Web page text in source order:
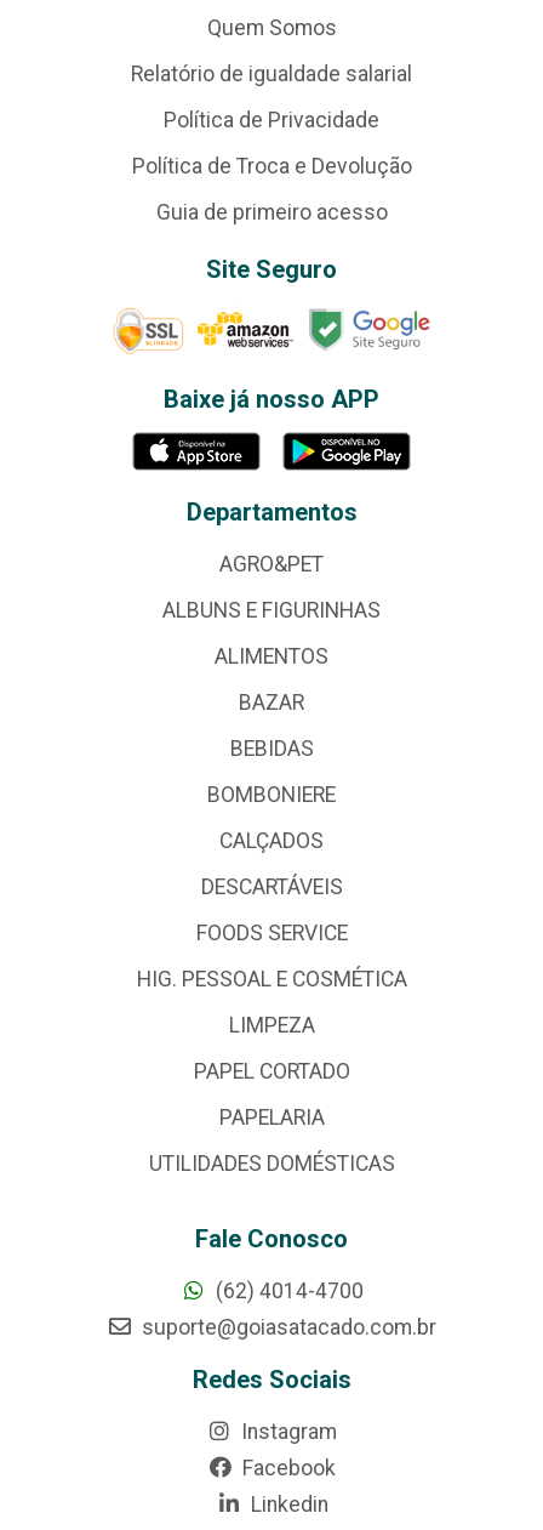
Quem Somos
Relatório de igualdade salarial
Política de Privacidade
Política de Troca e Devolução
Guia de primeiro acesso
Site Seguro
Baixe já nosso APP
Departamentos
AGRO&PET
ALBUNS E FIGURINHAS
ALIMENTOS
BAZAR
BEBIDAS
BOMBONIERE
CALÇADOS
DESCARTÁVEIS
FOODS SERVICE
HIG. PESSOAL E COSMÉTICA
LIMPEZA
PAPEL CORTADO
PAPELARIA
UTILIDADES DOMÉSTICAS
Fale Conosco
(62) 4014-4700
suporte@goiasatacado.com.br
Redes Sociais
Instagram
Facebook
Linkedin